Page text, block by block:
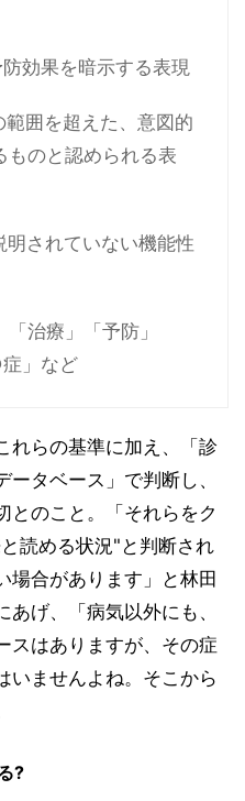
効果を暗示する表現
囲を超えた、意図的
ものと認められる表
されていない機能性
治療」「予防」
」など
れらの基準に加え、「診
タベース」で判断し、
とのこと。「それらをク
読める状況"と判断され
場合があります」と林田
げ、「病気以外にも、
スはありますが、その症
いませんよね。そこから
?